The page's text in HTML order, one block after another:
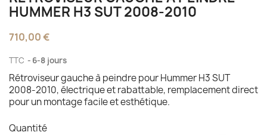
HUMMER H3 SUT 2008-2010
710,00 €
TTC 6-8 jours
Rétroviseur gauche à peindre pour Hummer H3 SUT
2008‑2010, électrique et rabattable, remplacement direct
pour un montage facile et esthétique.
Quantité